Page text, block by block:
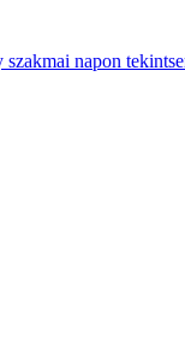
napon